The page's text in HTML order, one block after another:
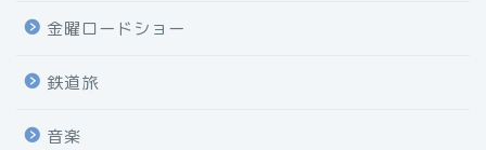
金曜ロードショー
鉄道旅
音楽